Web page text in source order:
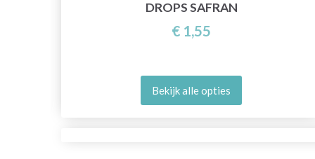
DROPS SAFRAN
€ 1,55
Bekijk alle opties